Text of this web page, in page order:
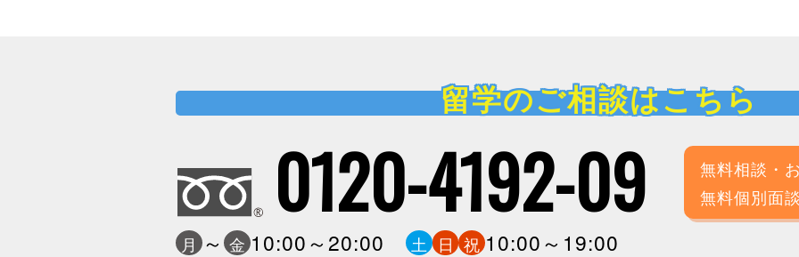
留学のご相談はこちら
0120-4192-09
月 ～ 金 10:00～20:00 土 日 祝 10:00～19:00
無料相談・
無料個別面談